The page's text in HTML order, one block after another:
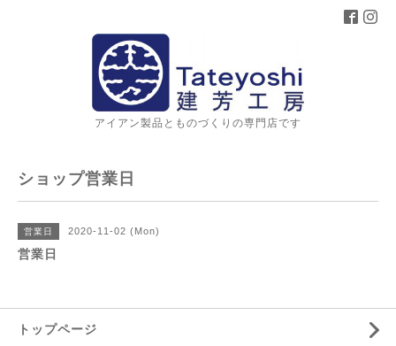
アイアン製品とものづくりの専門店です
ショップ営業日
営業日 2020-11-02 (Mon)
営業日
トップページ